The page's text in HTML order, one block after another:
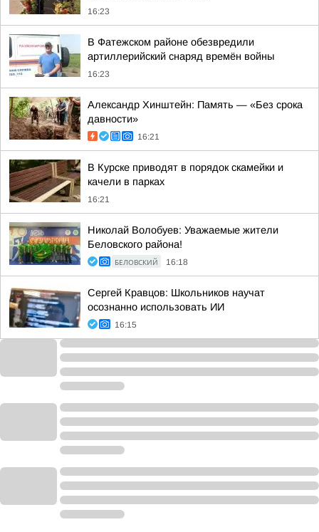
16:23
В Фатежском районе обезвредили
артиллерийский снаряд времён войны
16:23
Александр Хинштейн: Память — «Без срока
давности»
16:21
В Курске приводят в порядок скамейки и
качели в парках
16:21
Николай Волобуев: Уважаемые жители
Беловского района!
БЕЛОВСКИЙ 16:18
Сергей Кравцов: Школьников научат
осознанно использовать ИИ
16:15